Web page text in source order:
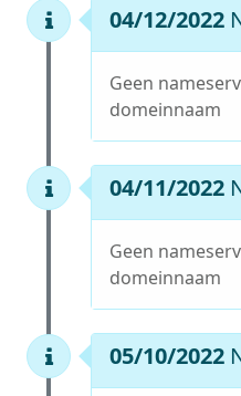
04/12/2022
Geen
domeinnaam
04/11/2022
Geen
domeinnaam
05/10/2022